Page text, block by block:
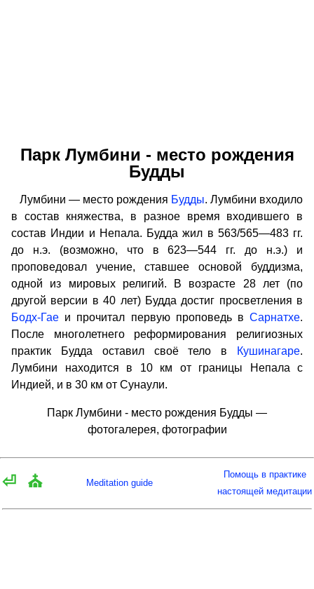
Парк Лумбини - место рождения
Будды
Лумбини — место рождения Будды. Лумбини входило
в состав княжества, в разное время входившего в
состав Индии и Непала. Будда жил в 563/565—483 гг.
до н.э. (возможно, что в 623—544 гг. до н.э.) и
проповедовал учение, ставшее основой буддизма,
одной из мировых религий. В возрасте 28 лет (по
другой версии в 40 лет) Будда достиг просветления в
Бодх-Гае и прочитал первую проповедь в Сарнатхе.
После многолетнего реформирования религиозных
практик Будда оставил своё тело в
Кушинагаре.
Лумбини находится в 10 км от границы Непала с
Индией, и в 30 км от Сунаули.
Парк Лумбини - место рождения Будды —
фотогалерея, фотографии
⏎ ⛪ Meditation guide
Помощь в практике
настоящей медитации